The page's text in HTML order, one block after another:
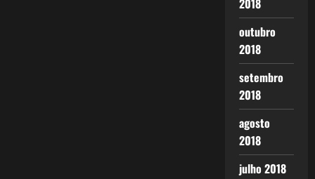
2018
outubro
2018
setembro
2018
agosto
2018
julho 2018